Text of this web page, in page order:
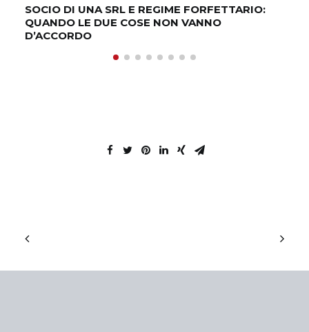
SOCIO DI UNA SRL E REGIME FORFETTARIO:
QUANDO LE DUE COSE NON VANNO
D’ACCORDO